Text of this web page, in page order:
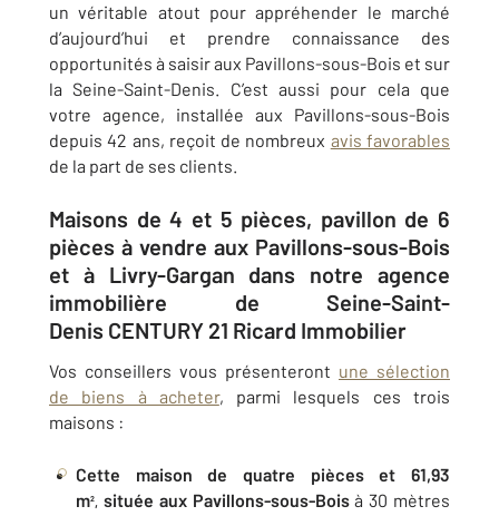
un véritable atout pour appréhender le marché
d’aujourd’hui et prendre connaissance des
opportunités à saisir aux Pavillons-sous-Bois et sur
la Seine-Saint-Denis. C’est aussi pour cela que
votre agence, installée aux Pavillons-sous-Bois
depuis 42 ans, reçoit de nombreux avis favorables
de la part de ses clients.
Maisons de 4 et 5 pièces, pavillon de 6
pièces à vendre aux Pavillons-sous-Bois
et à Livry-Gargan dans notre agence
immobilière de Seine-Saint-
Denis CENTURY 21 Ricard Immobilier
Vos conseillers vous présenteront une sélection
de biens à acheter, parmi lesquels ces trois
maisons :
Cette maison de quatre pièces et 61,93
m², située aux Pavillons-sous-Boisà 30 mètres